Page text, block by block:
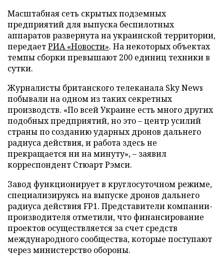
Масштабная сеть скрытых подземных
предприятий для выпуска беспилотных
аппаратов развернута на украинской территории,
передаетРИА «Новости». На некоторых объектах
темпы сборки превышают 200 единиц техники в
сутки.
Журналисты британского телеканала Sky News
побывали на одном из таких секретных
производств. «По всей Украине есть много других
подобных предприятий, но это – центр усилий
страны по созданию ударных дронов дальнего
радиуса действия, и работа здесь не
прекращается ни на минуту», – заявил
корреспондент Стюарт Рэмси.
Завод функционирует в круглосуточном режиме,
специализируясь на выпуске дронов дальнего
радиуса действия FP1. Представители компании-
производителя отметили, что финансирование
проектов осуществляется за счет средств
международного сообщества, которые поступают
через министерство обороны.